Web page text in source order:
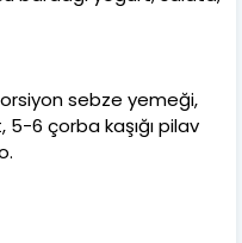
sebze yemeği,
6 çorba kaşığı pilav